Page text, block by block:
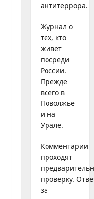
антитеррора.
Журнал о
тех, кто
живет
посреди
России.
Прежде
всего в
Поволжье
и на
Урале.
Комментарии
проходят
проверку.
за